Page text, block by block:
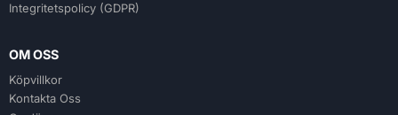
Integritetspolicy (GDPR)
OM OSS
Köpvillkor
Kontakta Oss